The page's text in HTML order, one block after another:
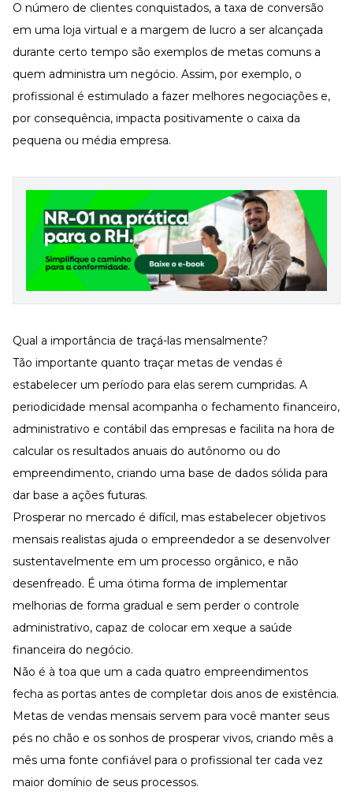
O número de clientes conquistados, a taxa de conversão
em uma loja virtual e a margem de lucro a ser alcançada
durante certo tempo são exemplos de metas comuns a
quem administra um negócio. Assim, por exemplo, o
profissional é estimulado a fazer melhores negociações e,
por consequência, impacta positivamente o caixa da
pequena ou média empresa.
Qual a importância de traçá-las mensalmente?
Tão importante quanto traçar metas de vendas é
estabelecer um período para elas serem cumpridas. A
periodicidade mensal acompanha o fechamento financeiro,
administrativo e contábil das empresas e facilita na hora de
calcular os resultados anuais do autônomo ou do
empreendimento, criando uma base de dados sólida para
dar base a ações futuras.
Prosperar no mercado é difícil, mas estabelecer objetivos
mensais realistas ajuda o empreendedor a se desenvolver
sustentavelmente em um processo orgânico, e não
desenfreado. É uma ótima forma de implementar
melhorias de forma gradual e sem perder o controle
administrativo, capaz de colocar em xeque a saúde
financeira do negócio.
Não é à toa que um a cada quatro empreendimentos
fecha as portas antes de completar dois anos de existência.
Metas de vendas mensais servem para você manter seus
pés no chão e os sonhos de prosperar vivos, criando mês a
mês uma fonte confiável para o profissional ter cada vez
maior domínio de seus processos.